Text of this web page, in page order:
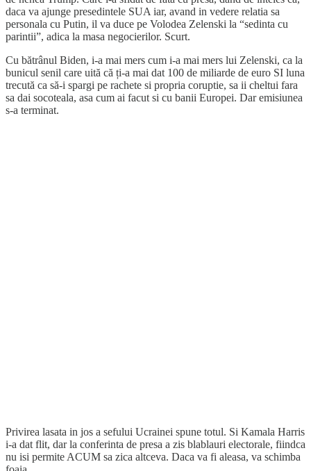
daca va ajunge presedintele SUA iar, avand in vedere relatia sa
personala cu Putin, il va duce pe Volodea Zelenski la “sedinta cu
parintii”, adica la masa negocierilor. Scurt.
Cu bătrânul Biden, i-a mai mers cum i-a mai mers lui Zelenski, ca la
bunicul senil care uită că ți-a mai dat 100 de miliarde de euro SI luna
trecută ca să-i spargi pe rachete si propria coruptie, sa ii cheltui fara
sa dai socoteala, asa cum ai facut si cu banii Europei. Dar emisiunea
s-a terminat.
Privirea lasata in jos a sefului Ucrainei spune totul. Si Kamala Harris
i-a dat flit, dar la conferinta de presa a zis blablauri electorale, fiindca
nu isi permite ACUM sa zica altceva. Daca va fi aleasa, va schimba